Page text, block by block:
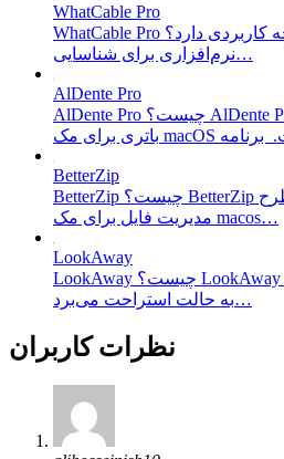
WhatCable Pro
WhatCable Pro چیست و چه کاربردی دارد؟ WhatCable Pro
نرم‌افزاری برای شناسایی…
AlDente Pro
AlDente Pro چیست؟ AlDente Pro یکی از برنامه‌های مدیریت
BetterZip
BetterZip چیست؟ BetterZip یکی از برنامه‌های مطرح
مدیریت فایل برای مک macos…
LookAway
LookAway چیست؟ LookAway مک شما را در فواصل منظم
به حالت استراحت می‌برد…
نظرات کاربران